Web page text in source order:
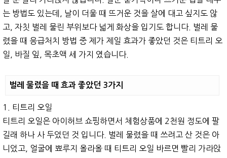
는 방법도 있는데, 날이 더울 때 뜨거운 것을 살에 대고 싶지도 않
고, 자칫 벌레 물린 부위보다 넓게 화상을 입기도 합니다. 벌레 물
렸을 때 응급처치 방법 중 제가 제일 효과가 좋았던 것은 티트리 오
일, 바질 잎, 목초액 세 가지 였습니다.
벌레 물렸을 때 효과 좋았던 3가지
1. 티트리 오일
티트리 오일은 아이허브 쇼핑하면서 체험상품에 2천원 정도에 팔
길래 하나 사 두었던 것 입니다. 벌레 물렸을 때 쓰려고 산 것은 아
니었고, 얼굴에 뾰루지 올라올 때 티트리 오일 바르면 빨리 가라앉